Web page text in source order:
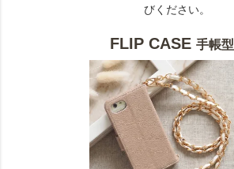
びください。
FLIP CASE手帳型